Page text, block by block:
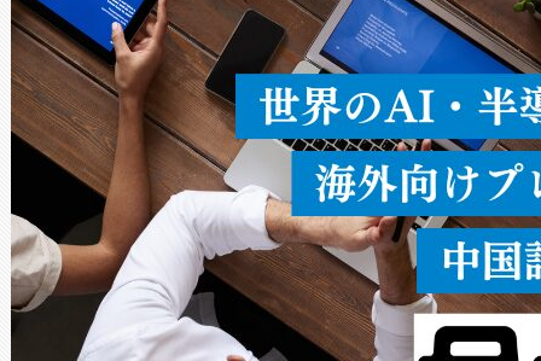
うにします。遠距離まで届く
密度なスキャ […]